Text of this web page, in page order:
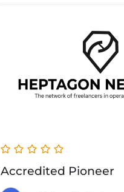
Accredited Pioneer